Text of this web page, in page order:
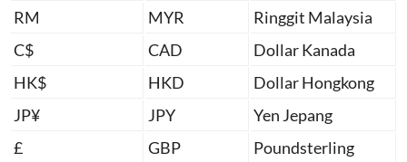
RM
MYR
Ringgit Malaysia
C$
CAD
Dollar Kanada
HK$
HKD
Dollar Hongkong
JP¥
JPY
Yen Jepang
£
GBP Poundsterling